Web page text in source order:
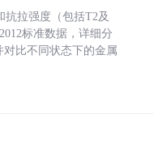
拉强度（包括T2及
标准数据，详细分
比不同状态下的金属